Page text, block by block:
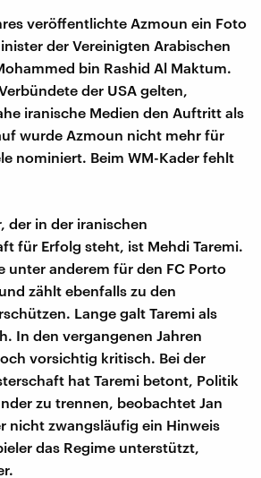
veröffentlichte Azmoun ein Foto
der Vereinigten Arabischen
bin Rashid Al Maktum.
der USA gelten,
iranische Medien den Auftritt als
wurde Azmoun nicht mehr für
nominiert. Beim WM-Kader fehlt
der in der iranischen
für Erfolg steht, ist Mehdi Taremi.
unter anderem für den FC Porto
zählt ebenfalls zu den
Lange galt Taremi als
In den vergangenen Jahren
vorsichtig kritisch. Bei der
hat Taremi betont, Politik
zu trennen, beobachtet Jan
nicht zwangsläufig ein Hinweis
das Regime unterstützt,